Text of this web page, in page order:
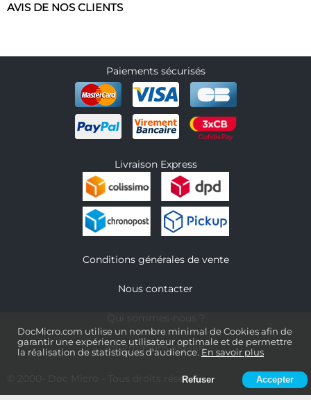
DocMicro.com utilise un nombre minimal de Cookies afin de
garantir une expérience utilisateur optimale et de permettre
la réalisation de statistiques d'audience. En savoir plus
Refuser Accepter
AVIS DE NOS CLIENTS
Paiements sécurisés
Livraison Express
Conditions générales de vente
Nous contacter
Informations légales
- Tous droits réservés